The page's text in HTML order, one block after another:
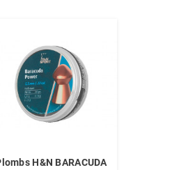
H&N BARACUDA